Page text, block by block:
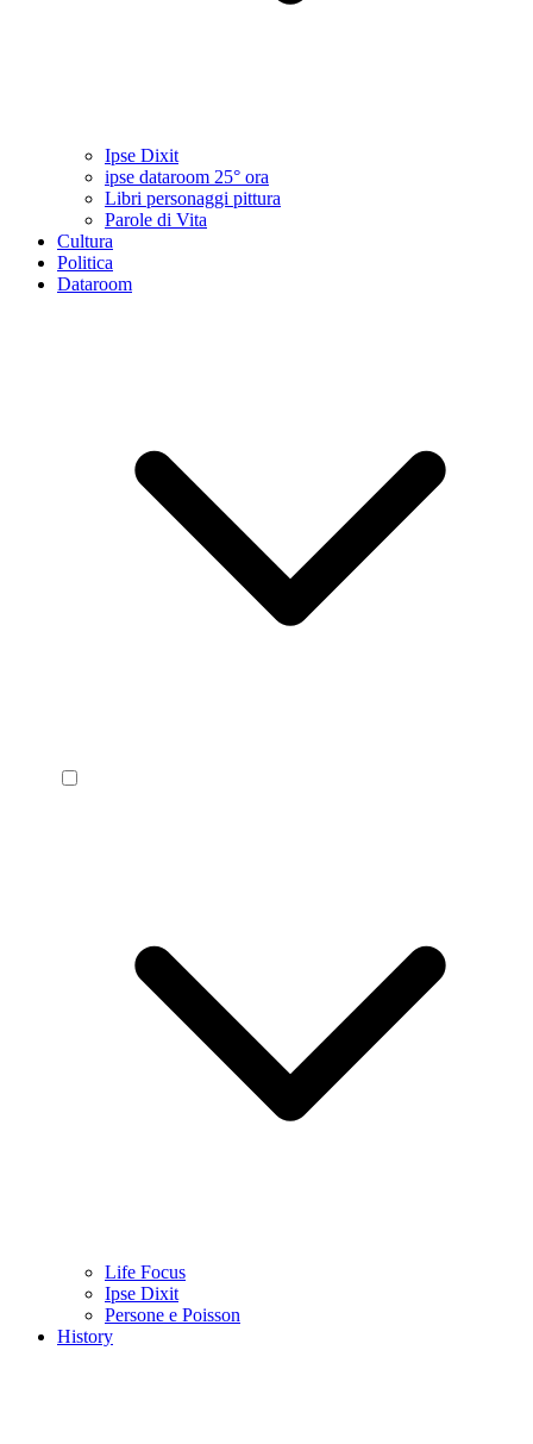
Ipse Dixit
ipse dataroom 25° ora
Libri personaggi pittura
Parole di Vita
Cultura
Politica
Dataroom
Life Focus
Ipse Dixit
Persone e Poisson
History